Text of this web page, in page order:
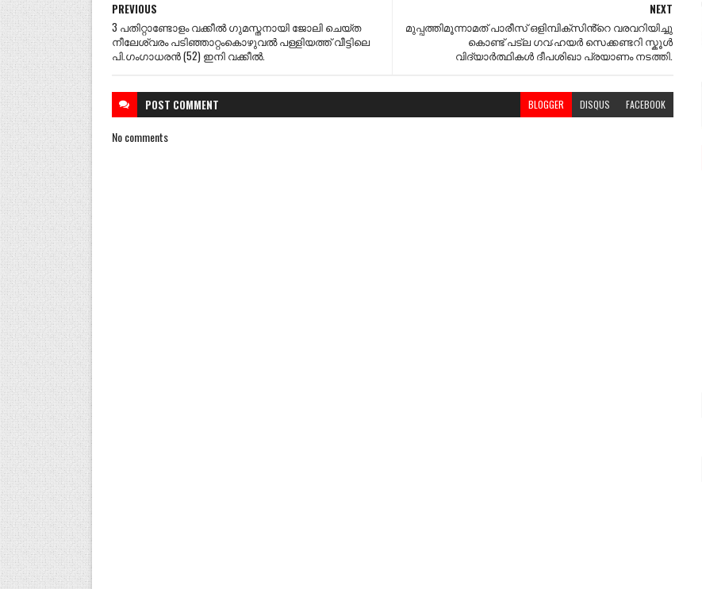
NEXT
മുപ്പത്തിമൂന്നാമത് പാരീസ് ഒളിമ്പിക്സിൻ്റെ വരവറിയിച്ചു
കൊണ്ട് പട്ല ഗവ:ഹയർ സെക്കണ്ടറി സ്കൂൾ
വിദ്യാർത്ഥികൾ ദീപശിഖാ പ്രയാണം നടത്തി.
PREVIOUS
3 പതിറ്റാണ്ടോളം വക്കീൽ ഗുമസ്തനായി ജോലി ചെയ്ത
നീലേശ്വരം പടിഞ്ഞാറ്റംകൊഴുവൽ പള്ളിയത്ത് വീട്ടിലെ
പി.ഗംഗാധരൻ (52) ഇനി വക്കീൽ.
POST COMMENT BLOGGER DISQUS FACEBOOK
No comments